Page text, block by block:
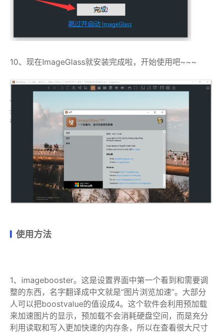
10、现在ImageGlass就安装完成啦，开始使用吧~~~
使用方法
1、imagebooster。这是设置界面中第一个看到和需要调
整的东西，名字翻译成中文就是“图片浏览加速”。大部分
人可以把boostvalue的值设成4。这个软件会利用预加载
来加速图片的显示，预加载不会消耗硬盘空间，而是充分
利用读取和写入更加快速的内存条，所以在查看很大尺寸